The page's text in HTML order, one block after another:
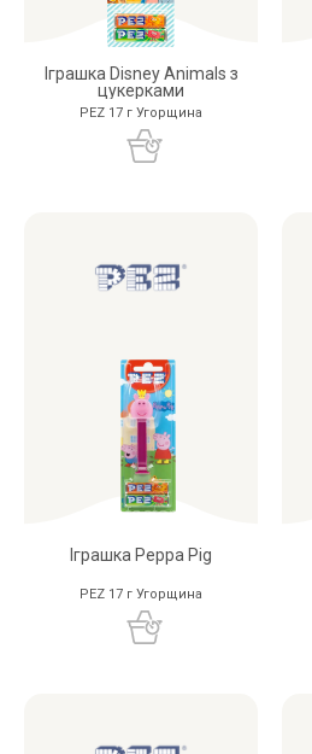
Іграшка Disney Animals з
цукерками
PEZ 17 г Угорщина
Іграшка Peppa Pig
PEZ 17 г Угорщина